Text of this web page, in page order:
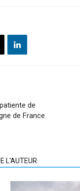
de
de France
L'AUTEUR